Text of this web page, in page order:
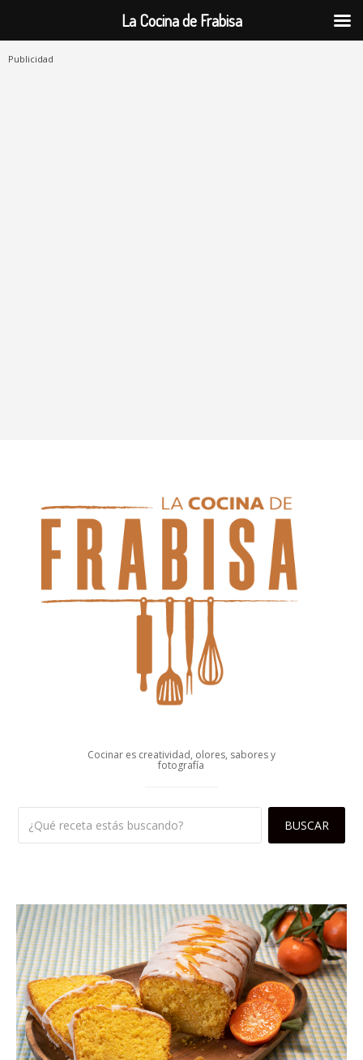
Publicidad
Cocinar es creatividad, olores, sabores y
fotografía
La Cocina de Frabisa